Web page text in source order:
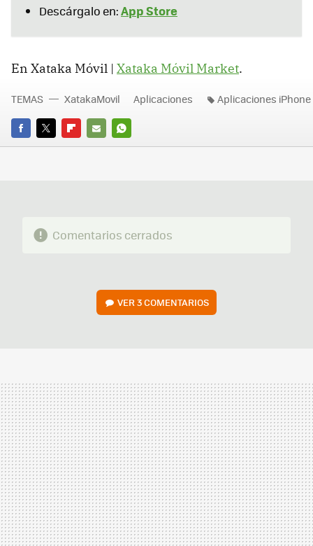
Descárgalo en:App Store
En Xataka Móvil | Xataka Móvil Market.
FACEBOOK
TWITTERFLIPBOARD
E-
WHATSAPP
TEMAS XatakaMovil Aplicaciones Aplicaciones iPhone
Comentarios cerrados
VER3 COMENTARIOS